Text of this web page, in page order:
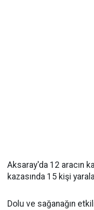
Aksaray'da 12 aracın
kazasında 15 kişi
Dolu ve sağanağın